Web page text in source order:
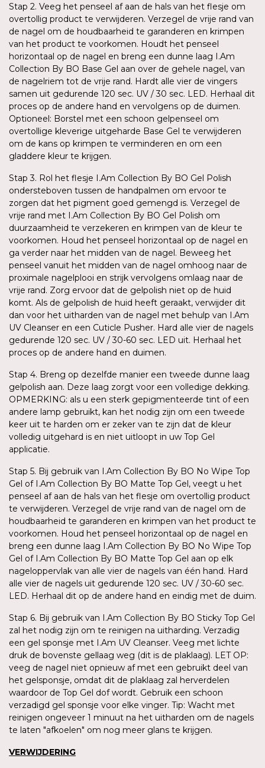
Stap 2. Veeg het penseel af aan de hals van het flesje om
overtollig product te verwijderen. Verzegel de vrije rand van
de nagel om de houdbaarheid te garanderen en krimpen
van het product te voorkomen. Houdt het penseel
horizontaal op de nagel en breng een dunne laag I.Am
Collection By BO Base Gel aan over de gehele nagel, van
de nagelriem tot de vrije rand. Hardt alle vier de vingers
samen uit gedurende 120 sec. UV / 30 sec. LED. Herhaal dit
proces op de andere hand en vervolgens op de duimen.
Optioneel: Borstel met een schoon gelpenseel om
overtollige kleverige uitgeharde Base Gel te verwijderen
om de kans op krimpen te verminderen en om een
gladdere kleur te krijgen.
Stap 3. Rol het flesje I.Am Collection By BO Gel Polish
ondersteboven tussen de handpalmen om ervoor te
zorgen dat het pigment goed gemengd is. Verzegel de
vrije rand met I.Am Collection By BO Gel Polish om
duurzaamheid te verzekeren en krimpen van de kleur te
voorkomen. Houd het penseel horizontaal op de nagel en
ga verder naar het midden van de nagel. Beweeg het
penseel vanuit het midden van de nagel omhoog naar de
proximale nagelplooi en strijk vervolgens omlaag naar de
vrije rand. Zorg ervoor dat de gelpolish niet op de huid
komt. Als de gelpolish de huid heeft geraakt, verwijder dit
dan voor het uitharden van de nagel met behulp van I.Am
UV Cleanser en een Cuticle Pusher. Hard alle vier de nagels
gedurende 120 sec. UV / 30-60 sec. LED uit. Herhaal het
proces op de andere hand en duimen.
Stap 4. Breng op dezelfde manier een tweede dunne laag
gelpolish aan. Deze laag zorgt voor een volledige dekking.
OPMERKING: als u een sterk gepigmenteerde tint of een
andere lamp gebruikt, kan het nodig zijn om een tweede
keer uit te harden om er zeker van te zijn dat de kleur
volledig uitgehard is en niet uitloopt in uw Top Gel
applicatie.
Stap 5. Bij gebruik van I.Am Collection By BO No Wipe Top
Gel of I.Am Collection By BO Matte Top Gel, veegt u het
penseel af aan de hals van het flesje om overtollig product
te verwijderen. Verzegel de vrije rand van de nagel om de
houdbaarheid te garanderen en krimpen van het product te
voorkomen. Houd het penseel horizontaal op de nagel en
breng een dunne laag I.Am Collection By BO No Wipe Top
Gel of I.Am Collection By BO Matte Top Gel aan op elk
nageloppervlak van alle vier de nagels van één hand. Hard
alle vier de nagels uit gedurende 120 sec. UV / 30-60 sec.
LED. Herhaal dit op de andere hand en eindig met de duim.
Stap 6. Bij gebruik van I.Am Collection By BO Sticky Top Gel
zal het nodig zijn om te reinigen na uitharding. Verzadig
een gel sponsje met I.Am UV Cleanser. Veeg met lichte
druk de bovenste gellaag weg (dit is de plaklaag). LET OP:
veeg de nagel niet opnieuw af met een gebruikt deel van
het gelsponsje, omdat dit de plaklaag zal herverdelen
waardoor de Top Gel dof wordt. Gebruik een schoon
verzadigd gel sponsje voor elke vinger. Tip: Wacht met
reinigen ongeveer 1 minuut na het uitharden om de nagels
te laten "afkoelen" om nog meer glans te krijgen.
VERWIJDERING